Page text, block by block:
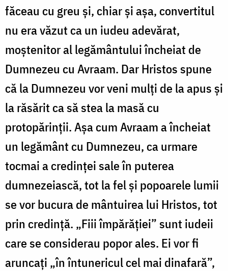
făceau cu greu și, chiar și așa, convertitul
nu era văzut ca un iudeu adevărat,
moștenitor al legământului încheiat de
Dumnezeu cu Avraam. Dar Hristos spune
că la Dumnezeu vor veni mulți de la apus și
la răsărit ca să stea la masă cu
protopărinții. Așa cum Avraam a încheiat
un legământ cu Dumnezeu, ca urmare
tocmai a credinței sale în puterea
dumnezeiască, tot la fel și popoarele lumii
se vor bucura de mântuirea lui Hristos, tot
prin credință. „Fiii împărăției” sunt iudeii
care se considerau popor ales. Ei vor fi
aruncați „în întunericul cel mai dinafară”,